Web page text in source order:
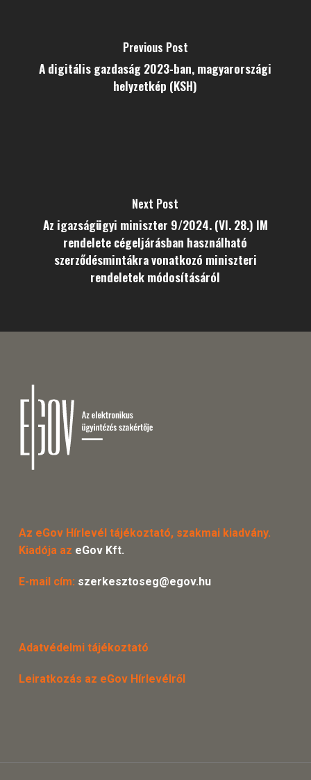
Previous Post
A digitális gazdaság 2023-ban, magyarországi
helyzetkép (KSH)
Next Post
Az igazságügyi miniszter 9/2024. (VI. 28.) IM
rendelete cégeljárásban használható
szerződésmintákra vonatkozó miniszteri
rendeletek módosításáról
Az eGov Hírlevél tájékoztató, szakmai kiadvány.
Kiadója az eGov Kft.
E-mail cím: szerkesztoseg@egov.hu
Adatvédelmi tájékoztató
Leiratkozás az eGov Hírlevélről